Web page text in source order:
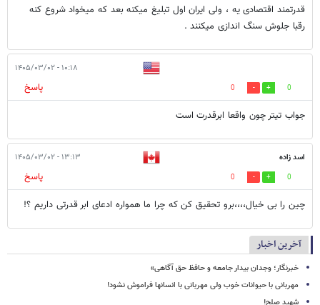
قدرتمند اقتصادی یه ، ولی ایران اول تبلیغ میکنه بعد که میخواد شروع کنه
رقبا جلوش سنگ اندازی میکنند .
۱۰:۱۸ - ۱۴۰۵/۰۳/۰۲
0
0
پاسخ
جواب تیتر چون واقعا ابرقدرت است
اسد زاده ۱۳:۱۳ - ۱۴۰۵/۰۳/۰۲
0
0
پاسخ
چین را بی خیال،،،،برو تحقیق کن که چرا ما همواره ادعای ابر قدرتی داریم ؟!
آخرین اخبار
خبرنگار؛ وجدان بیدار جامعه و حافظ حق آگاهی»
مهربانی با حیوانات خوب ولی مهربانی با انسانها فراموش نشود!